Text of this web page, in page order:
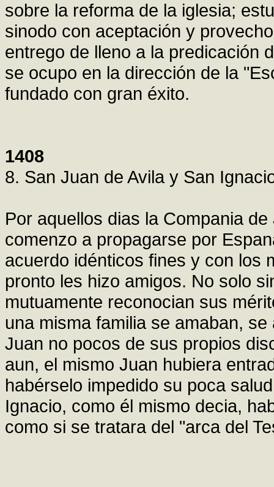
sobre la reforma de la iglesia;
sinodo con aceptación y
entrego de lleno a la predicación
se ocupo en la dirección de la
fundado con gran éxito.
1408
8. San Juan de Avila y San
Por aquellos dias la Compania
comenzo a propagarse por
acuerdo idénticos fines y con los
pronto les hizo amigos. No solo
mutuamente reconocian sus
una misma familia se amaban,
Juan no pocos de sus propios
aun, el mismo Juan hubiera
habérselo impedido su poca
Ignacio, como él mismo decia,
como si se tratara del "arca del